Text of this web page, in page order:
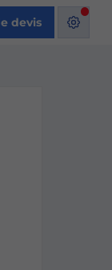
devis